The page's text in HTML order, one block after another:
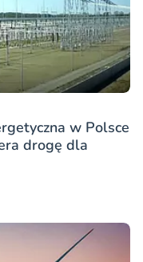
w Polsce
drogę dla